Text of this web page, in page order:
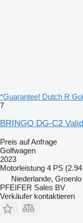
*Guarantee! Dutch R
7
BRINGO DG-C2
Preis auf Anfrage
Golfwagen
2023
Motorleistung 4 PS
Niederlande, Groenlo
PFEIFER Sales BV
Verkäufer kontaktieren